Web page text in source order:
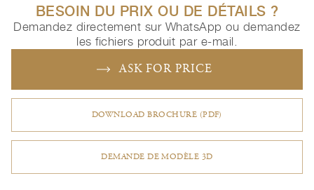
BESOIN DU PRIX OU DE DÉTAILS ?
Demandez directement sur WhatsApp ou demandez
les fichiers produit par e-mail.
ASK FOR PRICE
DOWNLOAD BROCHURE (PDF)
DEMANDE DE MODÈLE 3D